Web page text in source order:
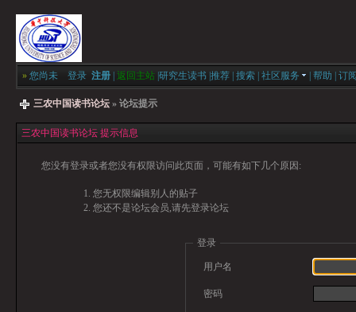
» 您尚未 登录 注册 返回主站 研究生读书 推荐 搜索 社区服务 帮助 订
三农中国读书论坛 » 论坛提示
三农中国读书论坛 提示信息
您没有登录或者您没有权限访问此页面，可能有如下几个原因:
您无权限编辑别人的贴子
您还不是论坛会员,请先登录论坛
登录
用户名
密码